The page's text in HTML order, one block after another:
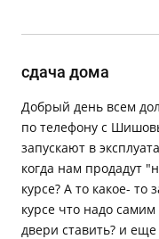
сдача дома
Добрый день всем
по телефону с
запускают в
когда нам продадут
курсе? А то какое-
курсе что надо
двери ставить? и